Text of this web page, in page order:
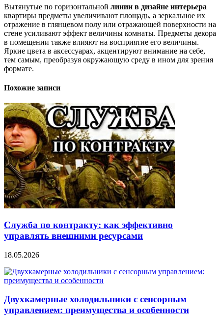
Вытянутые по горизонтальной линии в дизайне интерьера
квартиры предметы увеличивают площадь, а зеркальное их
отражение в глянцевом полу или отражающей поверхности на
стене усиливают эффект величины комнаты. Предметы декора
в помещении также влияют на восприятие его величины.
Яркие цвета в аксессуарах, акцентируют внимание на себе,
тем самым, преобразуя окружающую среду в ином для зрения
формате.
Похожие записи
Служба по контракту: как эффективно
управлять внешними ресурсами
18.05.2026
Двухкамерные холодильники с сенсорным
управлением: преимущества и особенности